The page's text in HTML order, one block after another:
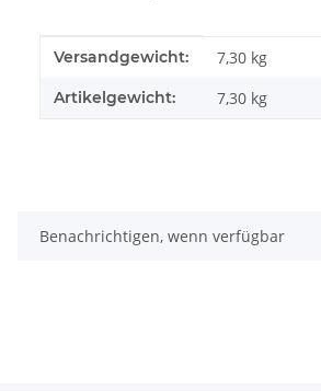
Produkteigenschaft
Wert
Versandgewicht: 7,30 kg
Artikelgewicht: 7,30 kg
Benachrichtigen, wenn verfügbar